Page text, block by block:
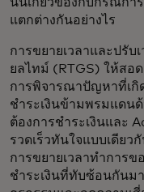
แตกต่างกันอย่างไร
การขยายเวลาและปรับ
ยลไทม์ (RTGS) ให้สอ
การพิจารณาปัญหาที่เกิ
ชำระเงินข้ามพรมแดน
ต้องการชำระเงินและ
รวดเร็วทันใจแบบเดียว
การขยายเวลาทำการข
ชำระเงินที่ทับซ้อนกันม